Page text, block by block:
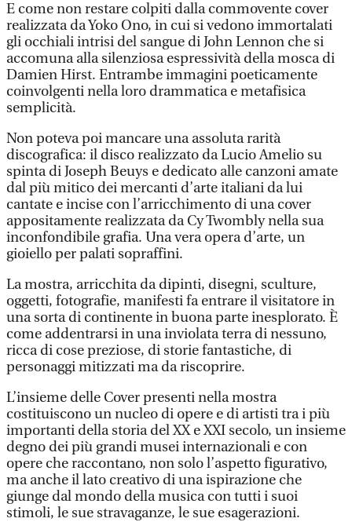
E come non restare colpiti dalla commovente cover
realizzata da Yoko Ono, in cui si vedono immortalati
gli occhiali intrisi del sangue di John Lennon che si
accomuna alla silenziosa espressività della mosca di
Damien Hirst. Entrambe immagini poeticamente
coinvolgenti nella loro drammatica e metafisica
semplicità.
Non poteva poi mancare una assoluta rarità
discografica: il disco realizzato da Lucio Amelio su
spinta di Joseph Beuys e dedicato alle canzoni amate
dal più mitico dei mercanti d’arte italiani da lui
cantate e incise con l’arricchimento di una cover
appositamente realizzata da Cy Twombly nella sua
inconfondibile grafia. Una vera opera d’arte, un
gioiello per palati sopraffini.
La mostra, arricchita da dipinti, disegni, sculture,
oggetti, fotografie, manifesti fa entrare il visitatore in
una sorta di continente in buona parte inesplorato. È
come addentrarsi in una inviolata terra di nessuno,
ricca di cose preziose, di storie fantastiche, di
personaggi mitizzati ma da riscoprire.
L’insieme delle Cover presenti nella mostra
costituiscono un nucleo di opere e di artisti tra i più
importanti della storia del XX e XXI secolo, un insieme
degno dei più grandi musei internazionali e con
opere che raccontano, non solo l’aspetto figurativo,
ma anche il lato creativo di una ispirazione che
giunge dal mondo della musica con tutti i suoi
stimoli, le sue stravaganze, le sue esagerazioni.